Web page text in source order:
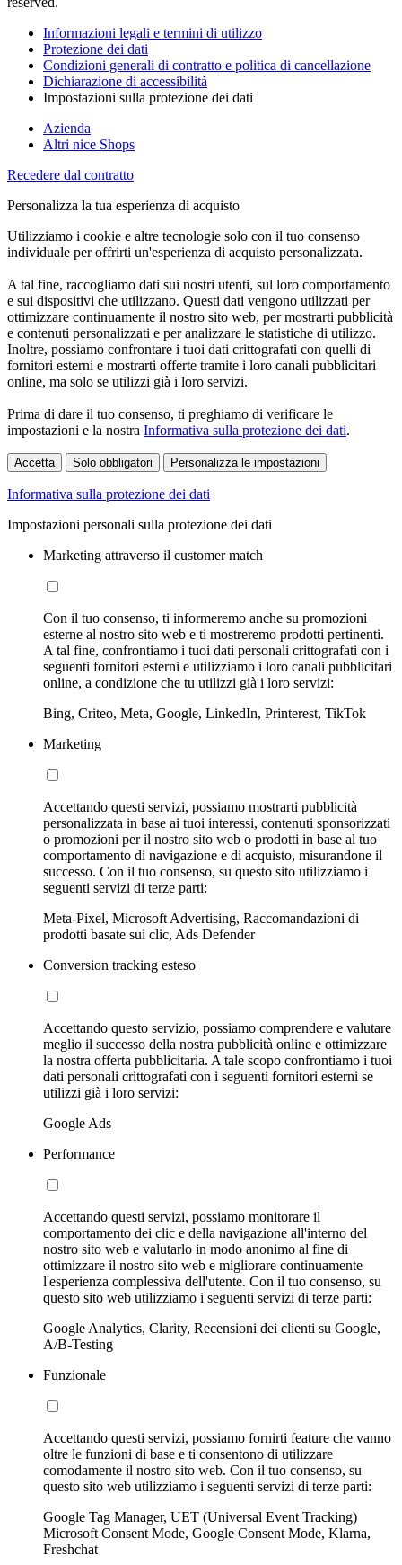
Informazioni legali e termini di utilizzo
Protezione dei dati
Condizioni generali di contratto e politica di cancellazione
Dichiarazione di accessibilità
Impostazioni sulla protezione dei dati
Azienda
Altri nice Shops
Recedere dal contratto
Personalizza la tua esperienza di acquisto
Utilizziamo i cookie e altre tecnologie solo con il tuo consenso
individuale per offrirti un'esperienza di acquisto personalizzata.
A tal fine, raccogliamo dati sui nostri utenti, sul loro comportamento
e sui dispositivi che utilizzano. Questi dati vengono utilizzati per
ottimizzare continuamente il nostro sito web, per mostrarti pubblicità
e contenuti personalizzati e per analizzare le statistiche di utilizzo.
Inoltre, possiamo confrontare i tuoi dati crittografati con quelli di
fornitori esterni e mostrarti offerte tramite i loro canali pubblicitari
online, ma solo se utilizzi già i loro servizi.
Prima di dare il tuo consenso, ti preghiamo di verificare le
impostazioni e la nostra Informativa sulla protezione dei dati.
Accetta Solo obbligatori Personalizza le impostazioni
Informativa sulla protezione dei dati
Impostazioni personali sulla protezione dei dati
Marketing attraverso il customer match
Con il tuo consenso, ti informeremo anche su promozioni
esterne al nostro sito web e ti mostreremo prodotti pertinenti.
A tal fine, confrontiamo i tuoi dati personali crittografati con i
seguenti fornitori esterni e utilizziamo i loro canali pubblicitari
online, a condizione che tu utilizzi già i loro servizi:
Bing, Criteo, Meta, Google, LinkedIn, Printerest, TikTok
Marketing
Accettando questi servizi, possiamo mostrarti pubblicità
personalizzata in base ai tuoi interessi, contenuti sponsorizzati
o promozioni per il nostro sito web o prodotti in base al tuo
comportamento di navigazione e di acquisto, misurandone il
successo. Con il tuo consenso, su questo sito utilizziamo i
seguenti servizi di terze parti:
Meta-Pixel, Microsoft Advertising, Raccomandazioni di
prodotti basate sui clic, Ads Defender
Conversion tracking esteso
Accettando questo servizio, possiamo comprendere e valutare
meglio il successo della nostra pubblicità online e ottimizzare
la nostra offerta pubblicitaria. A tale scopo confrontiamo i tuoi
dati personali crittografati con i seguenti fornitori esterni se
utilizzi già i loro servizi:
Google Ads
Performance
Accettando questi servizi, possiamo monitorare il
comportamento dei clic e della navigazione all'interno del
nostro sito web e valutarlo in modo anonimo al fine di
ottimizzare il nostro sito web e migliorare continuamente
l'esperienza complessiva dell'utente. Con il tuo consenso, su
questo sito web utilizziamo i seguenti servizi di terze parti:
Google Analytics, Clarity, Recensioni dei clienti su Google,
A/B-Testing
Funzionale
Accettando questi servizi, possiamo fornirti feature che vanno
oltre le funzioni di base e ti consentono di utilizzare
comodamente il nostro sito web. Con il tuo consenso, su
questo sito web utilizziamo i seguenti servizi di terze parti:
Google Tag Manager, UET (Universal Event Tracking)
Microsoft Consent Mode, Google Consent Mode, Klarna,
Freshchat